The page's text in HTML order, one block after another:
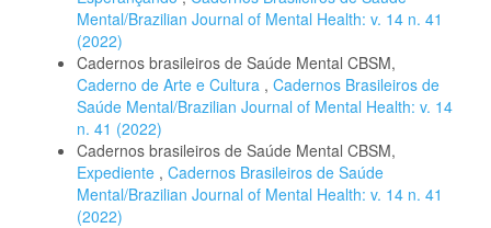
Mental/Brazilian Journal of Mental Health: v. 14 n. 41
(2022)
Cadernos brasileiros de Saúde Mental CBSM,
Caderno de Arte e Cultura , Cadernos Brasileiros de
Saúde Mental/Brazilian Journal of Mental Health: v. 14
n. 41 (2022)
Cadernos brasileiros de Saúde Mental CBSM,
Expediente , Cadernos Brasileiros de Saúde
Mental/Brazilian Journal of Mental Health: v. 14 n. 41
(2022)